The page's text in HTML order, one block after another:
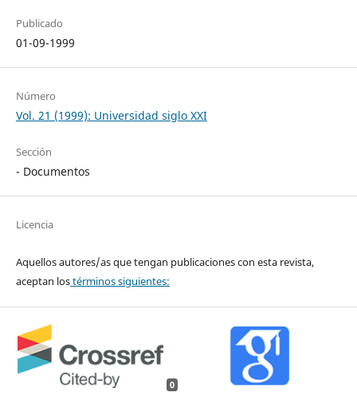
Publicado
01-09-1999
Número
Vol. 21 (1999): Universidad siglo XXI
Sección
- Documentos
Licencia
Aquellos autores/as que tengan publicaciones con esta revista,
aceptan lostérminos siguientes:
0